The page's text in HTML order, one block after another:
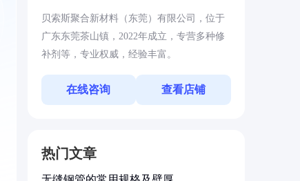
贝索斯聚合新材料（东莞）有限公司，位于
广东东莞茶山镇，2022年成立，专营多种修
补剂等，专业权威，经验丰富。
在线咨询 查看店铺
热门文章